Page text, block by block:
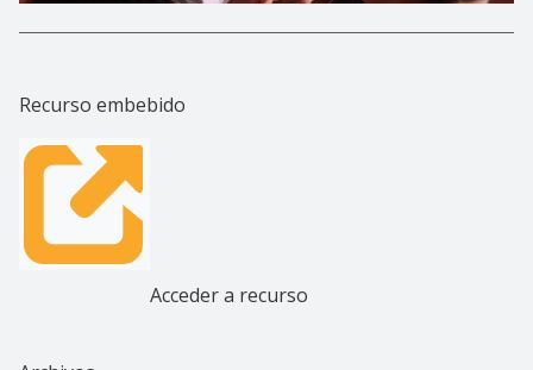
Recurso embebido
Acceder a recurso